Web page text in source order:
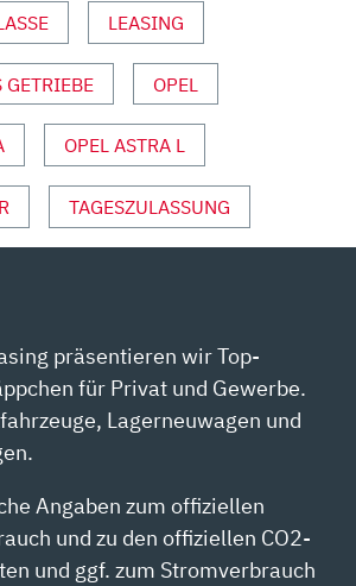
LEASING
GETRIEBE OPEL
OPEL ASTRA L
TAGESZULASSUNG
präsentieren wir Top-
für Privat und Gewerbe.
Lagerneuwagen und
Angaben zum offiziellen
und zu den offiziellen CO2-
und ggf. zum Stromverbrauch